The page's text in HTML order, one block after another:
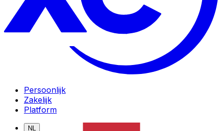
Persoonlijk
Zakelijk
Platform
NL